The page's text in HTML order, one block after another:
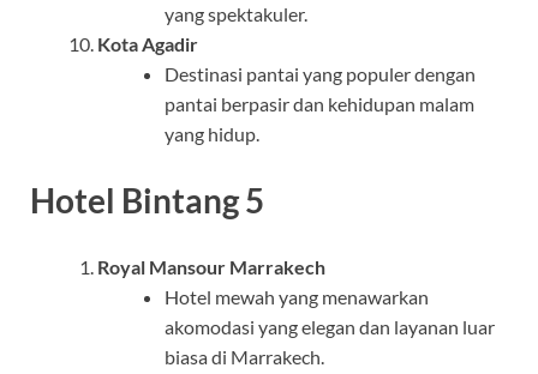
yang spektakuler.
Kota Agadir
Destinasi pantai yang populer dengan
pantai berpasir dan kehidupan malam
yang hidup.
Hotel Bintang 5
Royal Mansour Marrakech
Hotel mewah yang menawarkan
akomodasi yang elegan dan layanan luar
biasa di Marrakech.